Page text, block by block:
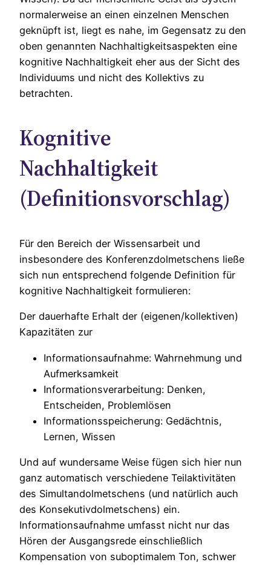
normalerweise an einen einzelnen Menschen
geknüpft ist, liegt es nahe, im Gegensatz zu den
oben genannten Nachhaltigkeitsaspekten eine
kognitive Nachhaltigkeit eher aus der Sicht des
Individuums und nicht des Kollektivs zu
betrachten.
Kognitive
Nachhaltigkeit
(Definitionsvorschlag)
Für den Bereich der Wissensarbeit und
insbesondere des Konferenzdolmetschens ließe
sich nun entsprechend folgende Definition für
kognitive Nachhaltigkeit formulieren:
Der dauerhafte Erhalt der (eigenen/kollektiven)
Kapazitäten zur
Informationsaufnahme: Wahrnehmung und
Aufmerksamkeit
Informationsverarbeitung: Denken,
Entscheiden, Problemlösen
Informationsspeicherung: Gedächtnis,
Lernen, Wissen
Und auf wundersame Weise fügen sich hier nun
ganz automatisch verschiedene Teilaktivitäten
des Simultandolmetschens (und natürlich auch
des Konsekutivdolmetschens) ein.
Informationsaufnahme umfasst nicht nur das
Hören der Ausgangsrede einschließlich
Kompensation von suboptimalem Ton, schwer